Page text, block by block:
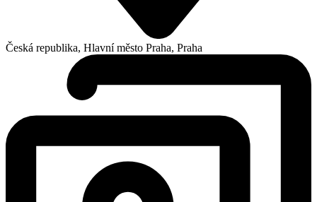
Česká republika, Hlavní město Praha, Praha